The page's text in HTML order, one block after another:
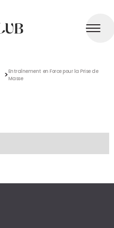
>Entraînement en Force pour la Prise de
Masse